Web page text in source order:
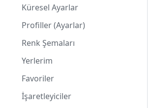
Küresel Ayarlar
Profiller (Ayarlar)
Renk Şemaları
Yerlerim
Favoriler
İşaretleyiciler